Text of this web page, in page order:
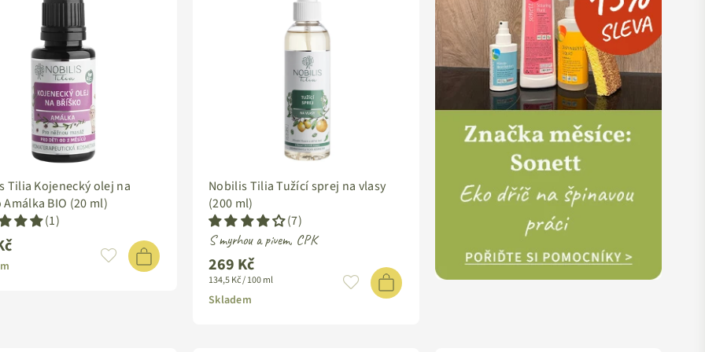
Tilia Kojenecký olej na
BIO (20 ml)
(1)
Nobilis Tilia Tužící sprej na vlasy
(200 ml)
(7)
S myrhou a pivem, CPK
Standardní
cena
269 Kč
134,5 Kč / 100 ml
Skladem